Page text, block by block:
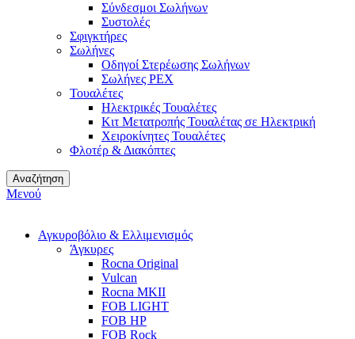
Σύνδεσμοι Σωλήνων
Συστολές
Σφιγκτήρες
Σωλήνες
Οδηγοί Στερέωσης Σωλήνων
Σωλήνες PEX
Τουαλέτες
Ηλεκτρικές Τουαλέτες
Κιτ Μετατροπής Τουαλέτας σε Ηλεκτρική
Χειροκίνητες Τουαλέτες
Φλοτέρ & Διακόπτες
Αναζήτηση
Μενού
Αγκυροβόλιο & Ελλιμενισμός
Άγκυρες
Rocna Original
Vulcan
Rocna MKII
FOB LIGHT
FOB HP
FOB Rock